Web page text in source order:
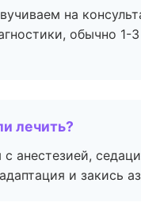
на
обычно 1-3
лечить?
с анестезией,
и закись